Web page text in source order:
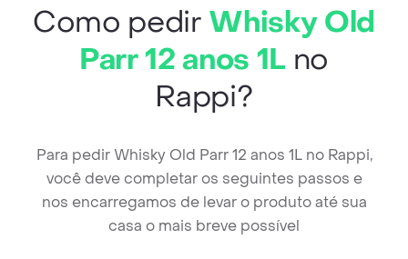
Como pedir Whisky Old
Parr 12 anos 1L no
Rappi?
Para pedir Whisky Old Parr 12 anos 1L no Rappi,
você deve completar os seguintes passos e
nos encarregamos de levar o produto até sua
casa o mais breve possível